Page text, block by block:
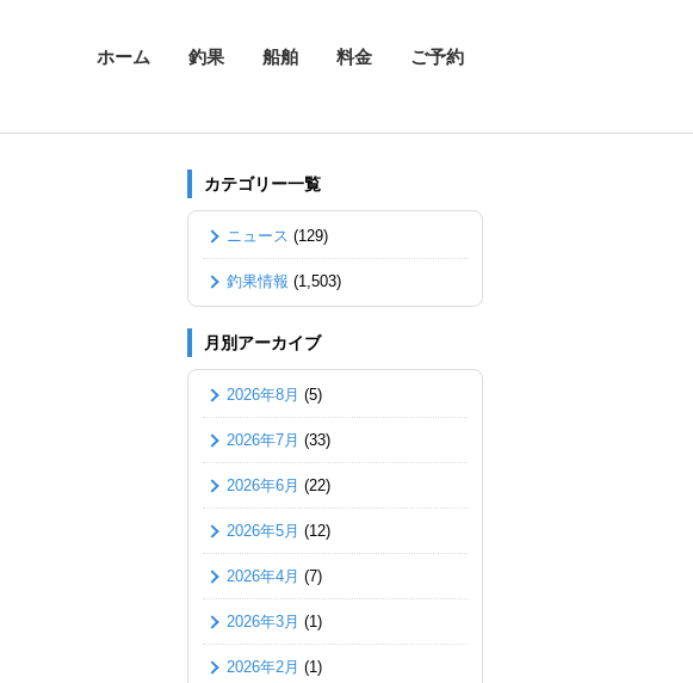
ホーム 釣果 船舶 料金 ご予約
カテゴリー一覧
ニュース (129)
釣果情報 (1,503)
月別アーカイブ
2026年8月 (5)
2026年7月 (33)
2026年6月 (22)
2026年5月 (12)
2026年4月 (7)
2026年3月 (1)
2026年2月 (1)